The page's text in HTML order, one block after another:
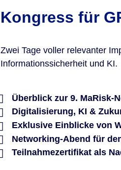
Kongress für
Zwei Tage voller relevanter
Informationssicherheit und KI.
Überblick zur 9. MaRisk-
Digitalisierung, KI &
Exklusive Einblicke von
Networking-Abend für
Teilnahmezertifikat als